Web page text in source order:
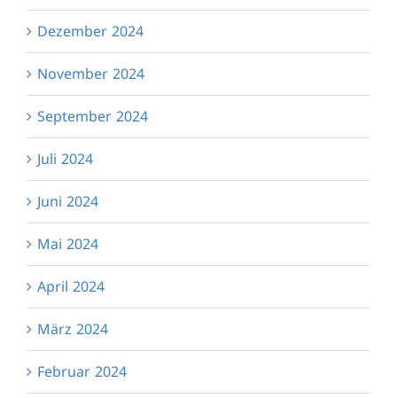
Dezember 2024
November 2024
September 2024
Juli 2024
Juni 2024
Mai 2024
April 2024
März 2024
Februar 2024